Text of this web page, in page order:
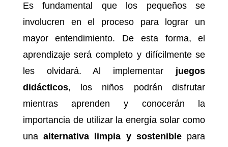
Es fundamental que los pequeños se
involucren en el proceso para lograr un
mayor entendimiento. De esta forma, el
aprendizaje será completo y difícilmente se
les olvidará. Al implementar juegos
didácticos, los niños podrán disfrutar
mientras aprenden y conocerán la
importancia de utilizar la energía solar como
unaalternativa limpia y sosteniblepara